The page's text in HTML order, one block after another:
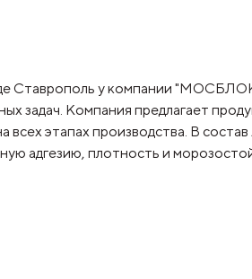
у компании
задач. Компания предлагает
всех этапах производства. В
плотность и